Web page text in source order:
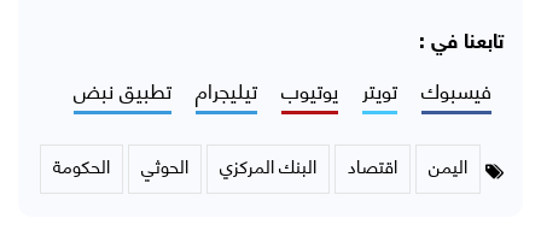
تابعنا في :
فيسبوك تويتر يوتيوب تيليجرام تطبيق نبض
اليمن اقتصاد البنك المركزي الحوثي الحكومة